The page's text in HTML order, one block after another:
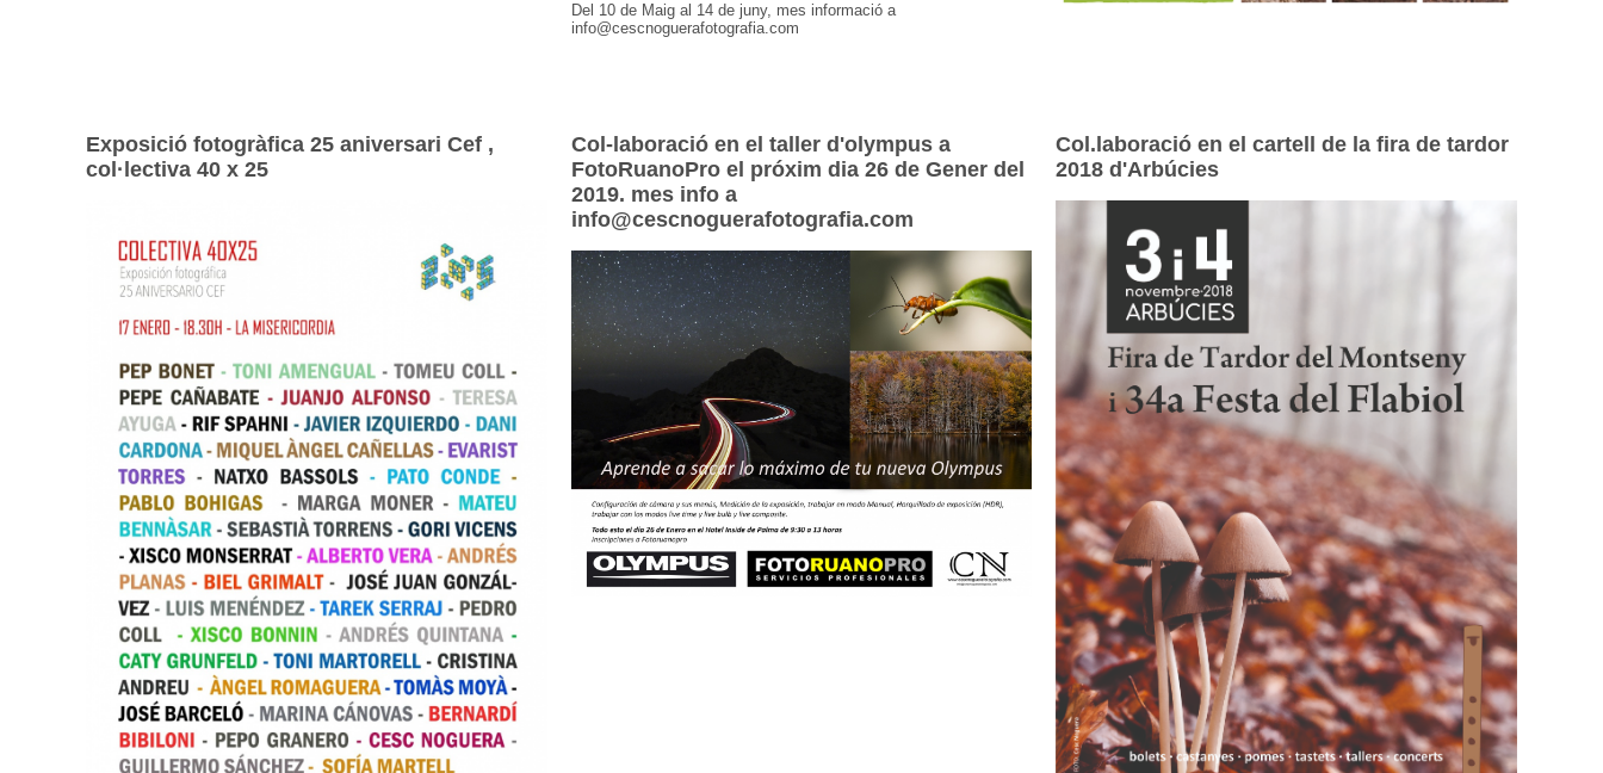
Del 10 de Maig al 14 de juny, mes informació a
info@cescnoguerafotografia.com
Exposició fotogràfica 25 aniversari Cef ,
col·lectiva 40 x 25
Col-laboració en el taller d'olympus a
FotoRuanoPro el próxim dia 26 de Gener del
2019. mes info a
info@cescnoguerafotografia.com
Col.laboració en el cartell de la fira de tardor
2018 d'Arbúcies